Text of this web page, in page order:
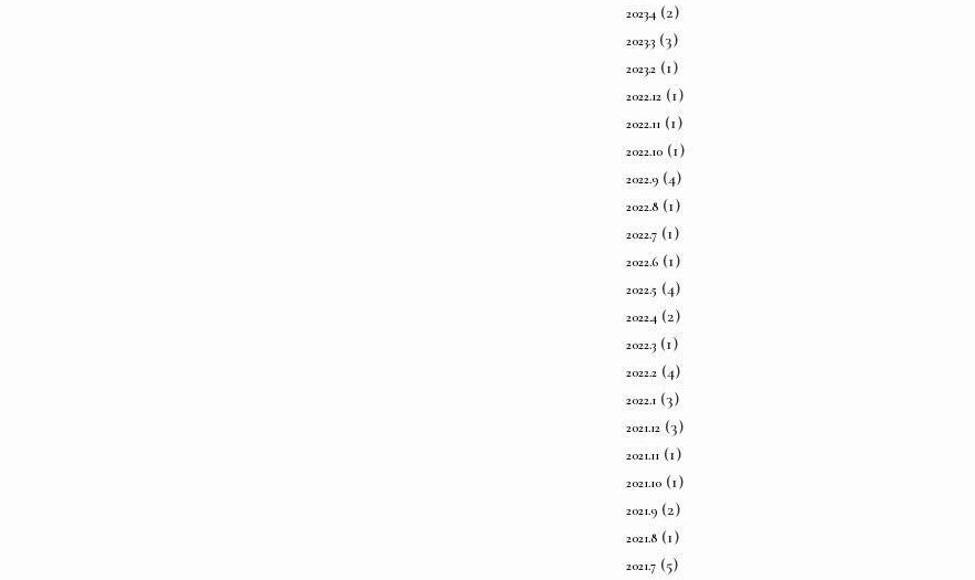
2023.4 (2)
2023.3 (3)
2023.2 (1)
2022.12 (1)
2022.11 (1)
2022.10 (1)
2022.9 (4)
2022.8 (1)
2022.7 (1)
2022.6 (1)
2022.5 (4)
2022.4 (2)
2022.3 (1)
2022.2 (4)
2022.1 (3)
2021.12 (3)
2021.11 (1)
2021.10 (1)
2021.9 (2)
2021.8 (1)
2021.7 (5)